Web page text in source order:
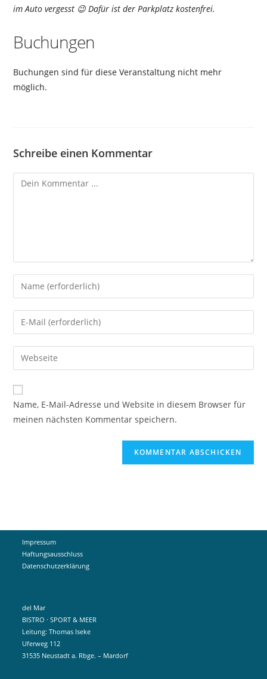
im Auto vergesst 😉 Dafür ist der Parkplatz kostenfrei.
Buchungen
Buchungen sind für diese Veranstaltung nicht mehr
möglich.
Schreibe einen Kommentar
Kommentieren
Gib
deinen
Namen
oder
zum
Kommentieren
ein
Gib
deine
E-
Mail-
zum
Kommentieren
ein
Gib
deine
Website-
URL
Name, E-Mail-Adresse und Website in diesem Browser für
meinen nächsten Kommentar speichern.
Impressum
Haftungsausschluss
Datenschutzerklärung
del Mar
BISTRO · SPORT & MEER
Leitung: Thomas Iseke
Uferweg 112
31535 Neustadt a. Rbge. – Mardorf